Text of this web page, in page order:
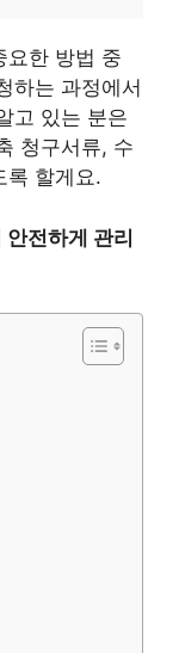
요한 방법 중
하는 과정에서
고 있는 분은
청구서류, 수
록 할게요.
전하게 관리